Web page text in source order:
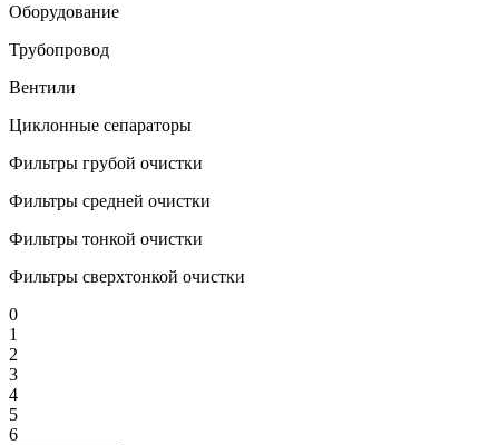
Оборудование
Трубопровод
Вентили
Циклонные сепараторы
Фильтры грубой очистки
Фильтры средней очистки
Фильтры тонкой очистки
Фильтры сверхтонкой очистки
0
1
2
3
4
5
6